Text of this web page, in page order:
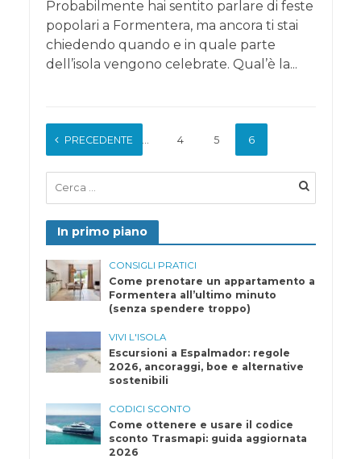
Probabilmente hai sentito parlare di feste
popolari a Formentera, ma ancora ti stai
chiedendo quando e in quale parte
dell’isola vengono celebrate. Qual’è la...
PRECEDENTE
1 4 5 6
In primo piano
CONSIGLI PRATICI
Come prenotare un appartamento a
Formentera all’ultimo minuto
(senza spendere troppo)
VIVI L'ISOLA
Escursioni a Espalmador: regole
2026, ancoraggi, boe e alternative
sostenibili
CODICI SCONTO
Come ottenere e usare il codice
sconto Trasmapi: guida aggiornata
2026